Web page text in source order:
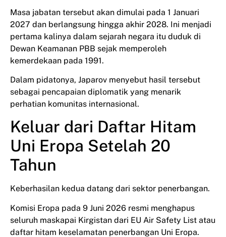
Masa jabatan tersebut akan dimulai pada 1 Januari
2027 dan berlangsung hingga akhir 2028. Ini menjadi
pertama kalinya dalam sejarah negara itu duduk di
Dewan Keamanan PBB sejak memperoleh
kemerdekaan pada 1991.
Dalam pidatonya, Japarov menyebut hasil tersebut
sebagai pencapaian diplomatik yang menarik
perhatian komunitas internasional.
Keluar dari Daftar Hitam
Uni Eropa Setelah 20
Tahun
Keberhasilan kedua datang dari sektor penerbangan.
Komisi Eropa pada 9 Juni 2026 resmi menghapus
seluruh maskapai Kirgistan dari EU Air Safety List atau
daftar hitam keselamatan penerbangan Uni Eropa.